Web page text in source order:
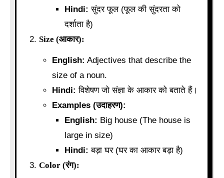
Hindi: सुंदर फूल (फूल की सुंदरता को
दर्शाता है)
Size (आकार):
English: Adjectives that describe the
size of a noun.
Hindi: विशेषण जो संज्ञा के आकार को बताते हैं।
Examples (उदाहरण):
English: Big house (The house is
large in size)
Hindi: बड़ा घर (घर का आकार बड़ा है)
Color (रंग):